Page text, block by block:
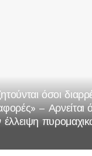
όσοι
– Αρνείται
έλλειψη